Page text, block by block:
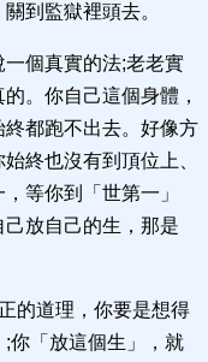
到監獄裡頭去。
個真實的法;老老實
。你自己這個身體，
都跑不出去。好像方
終也沒有到頂位上、
等你到「世第一」
放自己的生，那是
的道理，你要是想得
你「放這個生」，就